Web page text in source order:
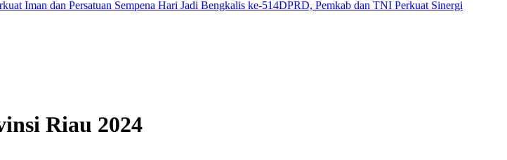
Iman dan Persatuan Sempena Hari Jadi Bengkalis ke-514DPRD, Pemkab dan TNI Perkuat Sinergi
Riau 2024